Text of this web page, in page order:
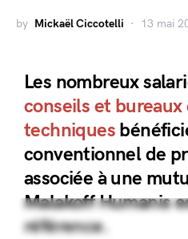
by Mickaël Ciccotelli 13 mai
Les nombreux
conseils et bureaux
techniques
conventionnel de
associée à une
Malakoff Humanis
référence.